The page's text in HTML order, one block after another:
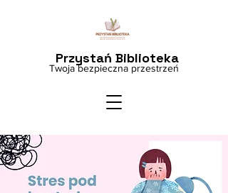
Twoja bezpieczna przestrzeń
Przystań Biblioteka